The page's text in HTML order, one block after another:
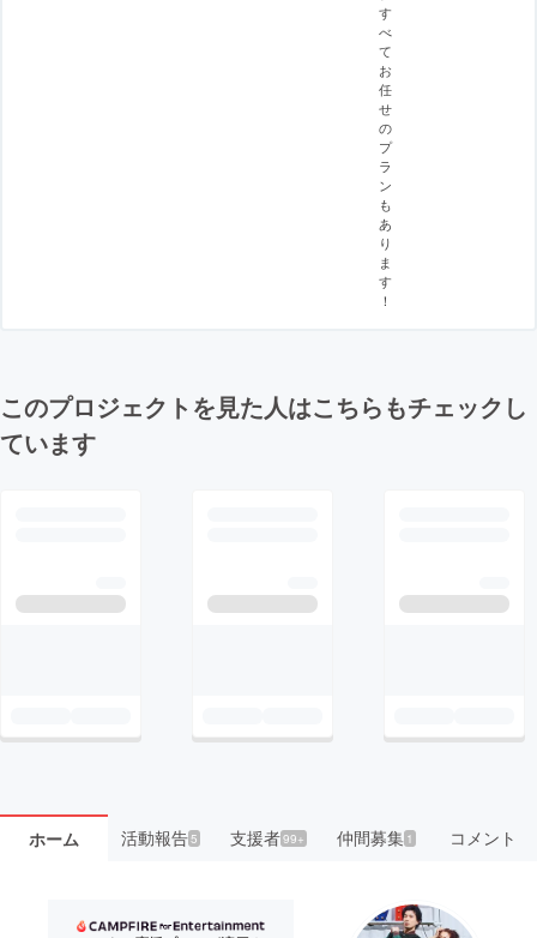
す
べ
て
お
任
せ
の
プ
ラ
ン
も
あ
り
ま
す
！
このプロジェクトを見た人はこちらもチェックし
ています
ホーム 活動報告5 支援者99+ 仲間募集 1 コメント